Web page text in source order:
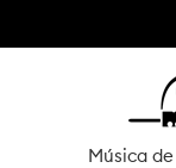
Música